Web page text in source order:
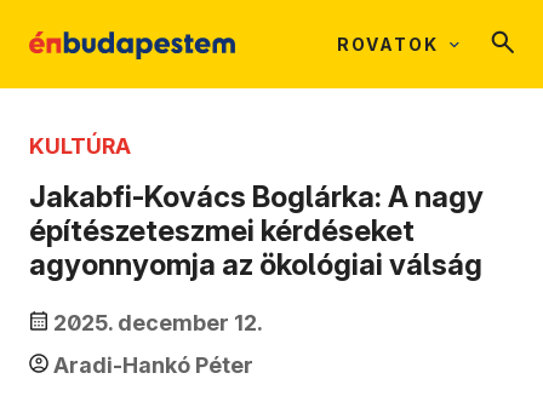
ROVATOK
KULTÚRA
Jakabfi-Kovács Boglárka: A nagy
építészeteszmei kérdéseket
agyonnyomja az ökológiai válság
2025. december 12.
Aradi-Hankó Péter